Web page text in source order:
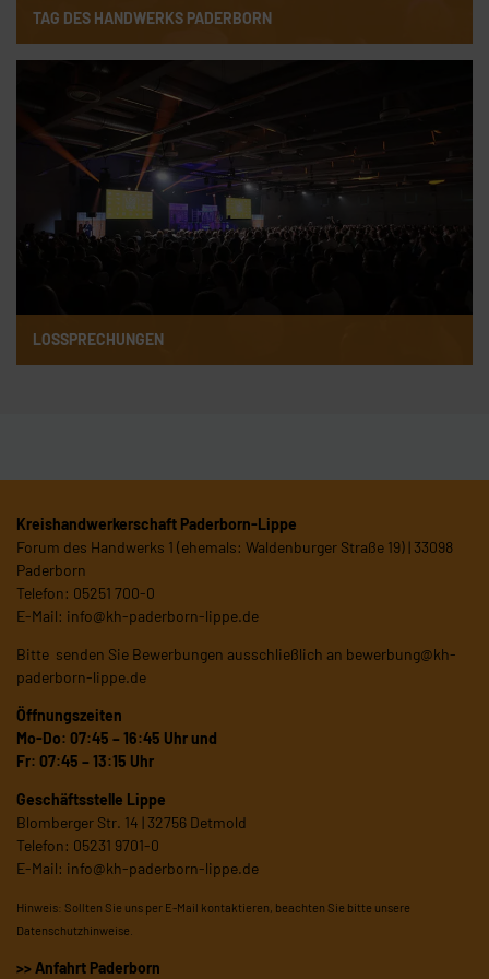
TAG DES HANDWERKS PADERBORN
LOSSPRECHUNGEN
Kreishandwerkerschaft Paderborn-Lippe
Forum des Handwerks 1 (ehemals: Waldenburger Straße 19) | 33098
Paderborn
Telefon: 05251 700-0
E-Mail: info@kh-paderborn-lippe.de
Bitte senden Sie Bewerbungen ausschließlich an bewerbung@kh-
paderborn-lippe.de
Öffnungszeiten
Mo-Do: 07:45 – 16:45 Uhr und
Fr: 07:45 – 13:15 Uhr
Geschäftsstelle Lippe
Blomberger Str. 14 | 32756 Detmold
Telefon: 05231 9701-0
E-Mail: info@kh-paderborn-lippe.de
Hinweis: Sollten Sie uns per E-Mail kontaktieren, beachten Sie bitte unsere
Datenschutzhinweise
>> Anfahrt Paderborn